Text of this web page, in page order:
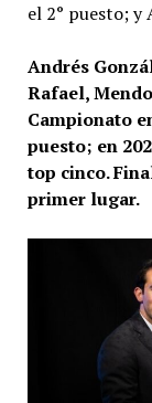
el 2° puesto; y
Andrés
Rafael,
Campionato
puesto; en
top cinco.
primer lugar.